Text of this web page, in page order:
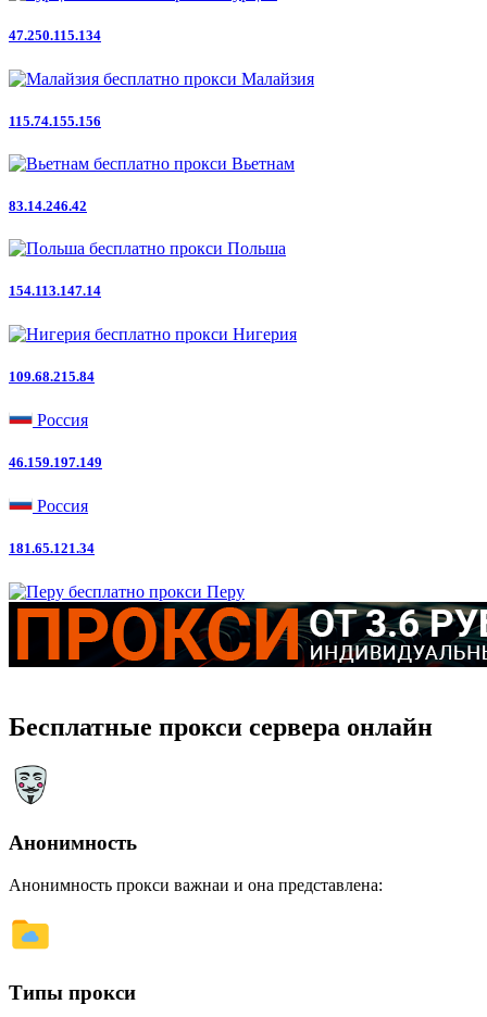
47.250.115.134
Малайзия
115.74.155.156
Вьетнам
83.14.246.42
Польша
154.113.147.14
Нигерия
109.68.215.84
Россия
46.159.197.149
Россия
181.65.121.34
Перу
Бесплатные прокси сервера онлайн
Анонимность
Анонимность прокси важнаи и она представлена:
Типы прокси